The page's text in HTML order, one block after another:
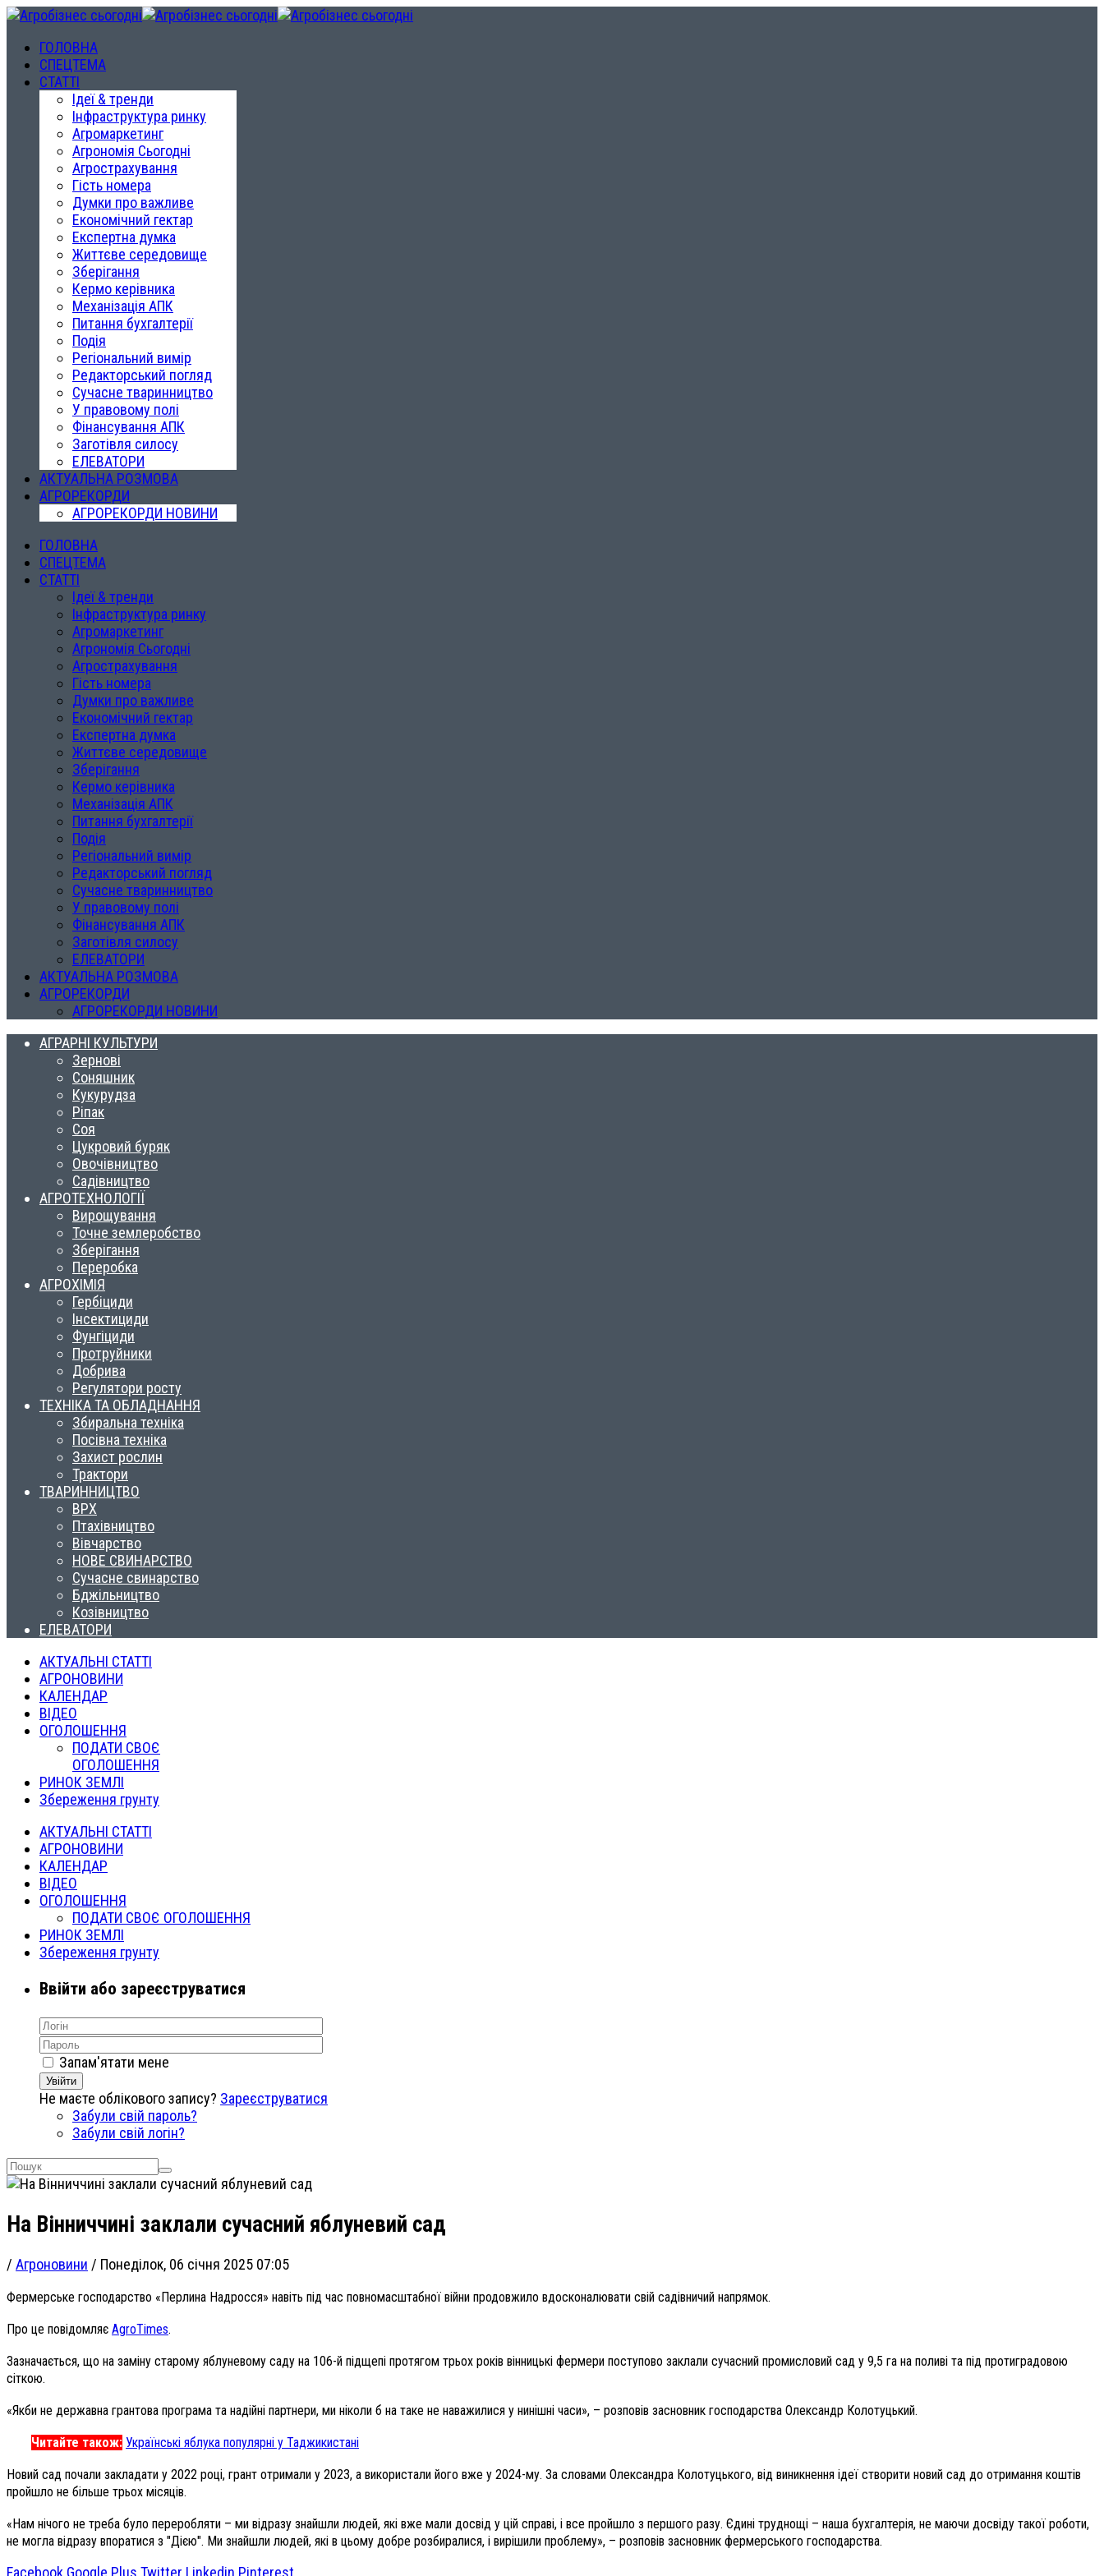
ГОЛОВНА
СПЕЦТЕМА
СТАТТІ
Ідеї & тренди
Інфраструктура ринку
Агромаркетинг
Агрономія Сьогодні
Агрострахування
Гість номера
Думки про важливе
Економічний гектар
Експертна думка
Життєве середовище
Зберігання
Кермо керівника
Механізація АПК
Питання бухгалтерії
Подія
Регіональний вимір
Редакторський погляд
Сучасне тваринництво
У правовому полі
Фінансування АПК
Заготівля силосу
ЕЛЕВАТОРИ
АКТУАЛЬНА РОЗМОВА
АГРОРЕКОРДИ
АГРОРЕКОРДИ НОВИНИ
ГОЛОВНА
СПЕЦТЕМА
СТАТТІ
Ідеї & тренди
Інфраструктура ринку
Агромаркетинг
Агрономія Сьогодні
Агрострахування
Гість номера
Думки про важливе
Економічний гектар
Експертна думка
Життєве середовище
Зберігання
Кермо керівника
Механізація АПК
Питання бухгалтерії
Подія
Регіональний вимір
Редакторський погляд
Сучасне тваринництво
У правовому полі
Фінансування АПК
Заготівля силосу
ЕЛЕВАТОРИ
АКТУАЛЬНА РОЗМОВА
АГРОРЕКОРДИ
АГРОРЕКОРДИ НОВИНИ
АГРАРНІ КУЛЬТУРИ
Зернові
Соняшник
Кукурудза
Ріпак
Соя
Цукровий буряк
Овочівництво
Садівництво
АГРОТЕХНОЛОГІЇ
Вирощування
Точне землеробство
Зберігання
Переробка
АГРОХІМІЯ
Гербіциди
Інсектициди
Фунгіциди
Протруйники
Добрива
Регулятори росту
ТЕХНІКА ТА ОБЛАДНАННЯ
Збиральна техніка
Посівна техніка
Захист рослин
Трактори
ТВАРИННИЦТВО
ВРХ
Птахівництво
Вівчарство
НОВЕ СВИНАРСТВО
Сучасне свинарство
Бджільництво
Козівництво
ЕЛЕВАТОРИ
АКТУАЛЬНІ СТАТТІ
АГРОНОВИНИ
КАЛЕНДАР
ВІДЕО
ОГОЛОШЕННЯ
ПОДАТИ СВОЄ
ОГОЛОШЕННЯ
РИНОК ЗЕМЛІ
Збереження грунту
АКТУАЛЬНІ СТАТТІ
АГРОНОВИНИ
КАЛЕНДАР
ВІДЕО
ОГОЛОШЕННЯ
ПОДАТИ СВОЄ ОГОЛОШЕННЯ
РИНОК ЗЕМЛІ
Збереження грунту
Ввійти або зареєструватися
Запам'ятати мене
Увійти
Не маєте облікового запису? Зареєструватися
Забули свій пароль?
Забули свій логін?
На Вінниччині заклали сучасний яблуневий сад
/ Агроновини / Понеділок, 06 січня 2025 07:05
Фермерське господарство «Перлина Надросся» навіть під час повномасштабної війни продовжило вдосконалювати свій садівничий напрямок.
Про це повідомляє AgroTimes.
Зазначається, що на заміну старому яблуневому саду на 106-й підщепі протягом трьох років вінницькі фермери поступово заклали сучасний промисловий сад у 9,5 га на поливі та під протиградовою
сіткою.
«Якби не державна грантова програма та надійні партнери, ми ніколи б на таке не наважилися у нинішні часи», – розповів засновник господарства Олександр Колотуцький.
Читайте також: Українські яблука популярні у Таджикистані
Новий сад почали закладати у 2022 році, грант отримали у 2023, а використали його вже у 2024-му. За словами Олександра Колотуцького, від виникнення ідеї створити новий сад до отримання коштів
пройшло не більше трьох місяців.
«Нам нічого не треба було переробляти – ми відразу знайшли людей, які вже мали досвід у цій справі, і все пройшло з першого разу. Єдині труднощі – наша бухгалтерія, не маючи досвіду такої роботи,
не могла відразу впоратися з "Дією". Ми знайшли людей, які в цьому добре розбиралися, і вирішили проблему», – розповів засновник фермерського господарства.
Facebook Google Plus Twitter Linkedin Pinterest